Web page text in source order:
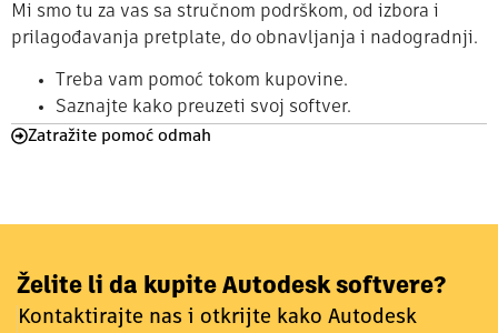
Mi smo tu za vas sa stručnom podrškom, od izbora i
prilagođavanja pretplate, do obnavljanja i nadogradnji.
Treba vam pomoć tokom kupovine.
Saznajte kako preuzeti svoj softver.
Zatražite pomoć odmah
Želite li da kupite Autodesk softvere?
Kontaktirajte nas i otkrijte kako Autodesk